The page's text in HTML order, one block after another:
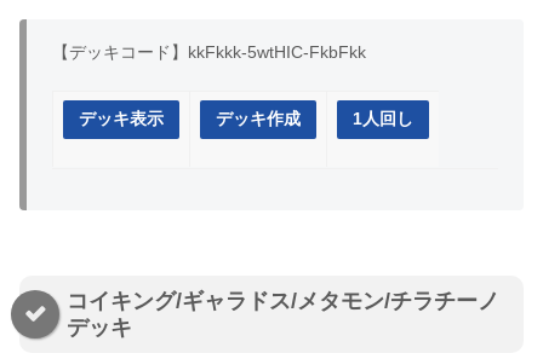
【デッキコード】kkFkkk-5wtHIC-FkbFkk
デッキ表示 デッキ作成 1人回し
コイキング/ギャラドス/メタモン/チラチーノ
デッキ